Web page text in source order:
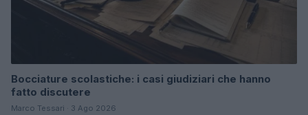
Bocciature scolastiche: i casi giudiziari che hanno
fatto discutere
Marco Tessari · 3 Ago 2026